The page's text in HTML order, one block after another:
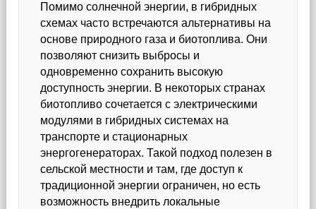
Помимо солнечной энергии, в гибридных
схемах часто встречаются альтернативы на
основе природного газа и биотоплива. Они
позволяют снизить выбросы и
одновременно сохранить высокую
доступность энергии. В некоторых странах
биотопливо сочетается с электрическими
модулями в гибридных системах на
транспорте и стационарных
энергогенераторах. Такой подход полезен в
сельской местности и там, где доступ к
традиционной энергии ограничен, но есть
возможность внедрить локальные